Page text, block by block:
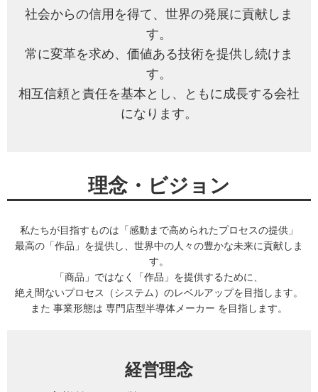
社会からの信用を得て、世界の発展に貢献しま
す。
常に変革を求め、価値ある技術を提供し続けま
す。
相互信頼と責任を基本とし、ともに成長する会社
になります。
理念・ビジョン
私たちが目指すものは「感動まで高められたプロセスの提供」
最高の「作品」を提供し、世界中の人々の豊かな未来に貢献しま
す。
「商品」ではなく「作品」を提供するために、
絶え間ないプロセス（システム）のレベルアップを目指します。
また 事業形態は 専門店型半導体メーカー を目指します。
経営理念